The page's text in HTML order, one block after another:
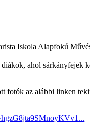
Iskola Alapfokú
ahol
fotók az alábbi linken